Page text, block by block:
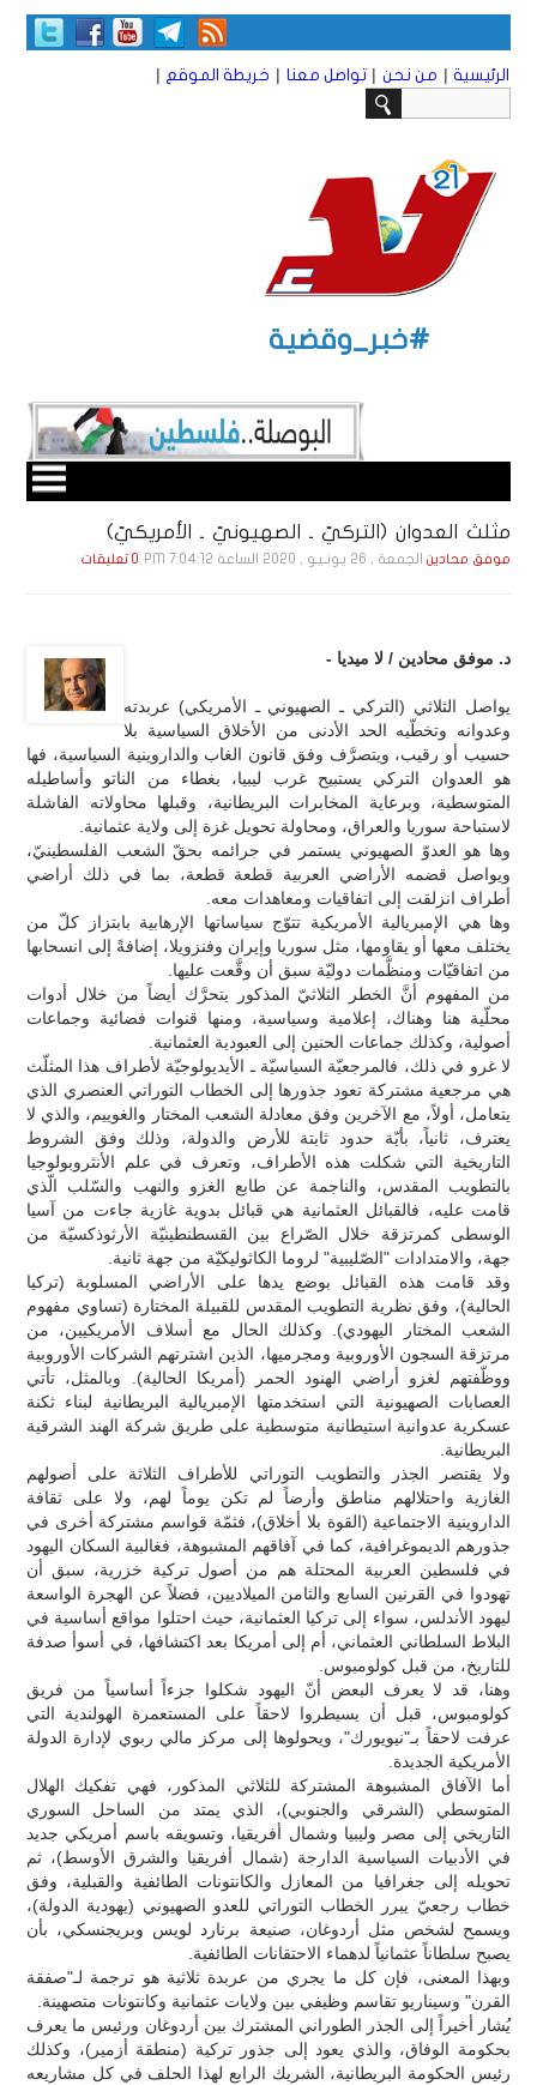
الرئيسية | من نحن | تواصل معنا | خريطة الموقع |
#خبر_وقضية
مثلث العدوان (التركيّ ـ الصهيونيّ ـ الأمريكيّ)
موفق محادين الجمعة , 26 يـونـيـو , 2020 الساعة 7:04:12 PM 0 تعليقات
د. موفق محادين / لا ميديا -
يواصل الثلاثي (التركي ـ الصهيوني ـ الأمريكي) عربدته
وعدوانه وتخطّيه الحد الأدنى من الأخلاق السياسية بلا
حسيب أو رقيب، ويتصرَّف وفق قانون الغاب والداروينية السياسية، فها
هو العدوان التركي يستبيح غرب ليبيا، بغطاء من الناتو وأساطيله
المتوسطية، وبرعاية المخابرات البريطانية، وقبلها محاولاته الفاشلة
لاستباحة سوريا والعراق، ومحاولة تحويل غزة إلى ولاية عثمانية.
وها هو العدوّ الصهيوني يستمر في جرائمه بحقّ الشعب الفلسطينيّ،
ويواصل قضمه الأراضي العربية قطعة قطعة، بما في ذلك أراضي
أطراف انزلقت إلى اتفاقيات ومعاهدات معه.
وها هي الإمبريالية الأمريكية تتوّج سياساتها الإرهابية بابتزاز كلّ من
يختلف معها أو يقاومها، مثل سوريا وإيران وفنزويلا، إضافةً إلى انسحابها
من اتفاقيّات ومنظَّمات دوليّة سبق أن وقَّعت عليها.
من المفهوم أنَّ الخطر الثلاثيّ المذكور يتحرَّك أيضاً من خلال أدوات
محلّية هنا وهناك، إعلامية وسياسية، ومنها قنوات فضائية وجماعات
أصولية، وكذلك جماعات الحنين إلى العبودية العثمانية.
لا غرو في ذلك، فالمرجعيّة السياسيّة ـ الأيديولوجيّة لأطراف هذا المثلّث
هي مرجعية مشتركة تعود جذورها إلى الخطاب التوراتي العنصري الذي
يتعامل، أولاً، مع الآخرين وفق معادلة الشعب المختار والغوييم، والذي لا
يعترف، ثانياً، بأيّة حدود ثابتة للأرض والدولة، وذلك وفق الشروط
التاريخية التي شكلت هذه الأطراف، وتعرف في علم الأنثروبولوجيا
بالتطويب المقدس، والناجمة عن طابع الغزو والنهب والسّلب الّذي
قامت عليه، فالقبائل العثمانية هي قبائل بدوية غازية جاءت من آسيا
الوسطى كمرتزقة خلال الصّراع بين القسطنطينيّة الأرثوذكسيّة من
جهة، والامتدادات "الصّليبية" لروما الكاثوليكيّة من جهة ثانية.
وقد قامت هذه القبائل بوضع يدها على الأراضي المسلوبة (تركيا
الحالية)، وفق نظرية التطويب المقدس للقبيلة المختارة (تساوي مفهوم
الشعب المختار اليهودي). وكذلك الحال مع أسلاف الأمريكيين، من
مرتزقة السجون الأوروبية ومجرميها، الذين اشترتهم الشركات الأوروبية
ووظّفتهم لغزو أراضي الهنود الحمر (أمريكا الحالية). وبالمثل، تأتي
العصابات الصهيونية التي استخدمتها الإمبريالية البريطانية لبناء ثكنة
عسكرية عدوانية استيطانية متوسطية على طريق شركة الهند الشرقية
البريطانية.
ولا يقتصر الجذر والتطويب التوراتي للأطراف الثلاثة على أصولهم
الغازية واحتلالهم مناطق وأرضاً لم تكن يوماً لهم، ولا على ثقافة
الداروينية الاجتماعية (القوة بلا أخلاق)، فثمّة قواسم مشتركة أخرى في
جذورهم الديموغرافية، كما في آفاقهم المشبوهة، فغالبية السكان اليهود
في فلسطين العربية المحتلة هم من أصول تركية خزرية، سبق أن
تهودوا في القرنين السابع والثامن الميلاديين، فضلاً عن الهجرة الواسعة
ليهود الأندلس، سواء إلى تركيا العثمانية، حيث احتلوا مواقع أساسية في
البلاط السلطاني العثماني، أم إلى أمريكا بعد اكتشافها، في أسوأ صدفة
للتاريخ، من قبل كولومبوس.
وهنا، قد لا يعرف البعض أنّ اليهود شكلوا جزءاً أساسياً من فريق
كولومبوس، قبل أن يسيطروا لاحقاً على المستعمرة الهولندية التي
عرفت لاحقاً بـ"نيويورك"، ويحولوها إلى مركز مالي ربوي لإدارة الدولة
الأمريكية الجديدة.
أما الآفاق المشبوهة المشتركة للثلاثي المذكور، فهي تفكيك الهلال
المتوسطي (الشرقي والجنوبي)، الذي يمتد من الساحل السوري
التاريخي إلى مصر وليبيا وشمال أفريقيا، وتسويقه باسم أمريكي جديد
في الأدبيات السياسية الدارجة (شمال أفريقيا والشرق الأوسط)، ثم
تحويله إلى جغرافيا من المعازل والكانتونات الطائفية والقبلية، وفق
خطاب رجعيّ يبرر الخطاب التوراتي للعدو الصهيوني (يهودية الدولة)،
ويسمح لشخص مثل أردوغان، صنيعة برنارد لويس وبريجنسكي، بأن
يصبح سلطاناً عثمانياً لدهماء الاحتقانات الطائفية.
وبهذا المعنى، فإن كل ما يجري من عربدة ثلاثية هو ترجمة لـ"صفقة
القرن" وسيناريو تقاسم وظيفي بين ولايات عثمانية وكانتونات متصهينة.
يُشار أخيراً إلى الجذر الطوراني المشترك بين أردوغان ورئيس ما يعرف
بحكومة الوفاق، والذي يعود إلى جذور تركية (منطقة أزمير)، وكذلك
رئيس الحكومة البريطانية، الشريك الرابع لهذا الحلف في كل مشاريعه